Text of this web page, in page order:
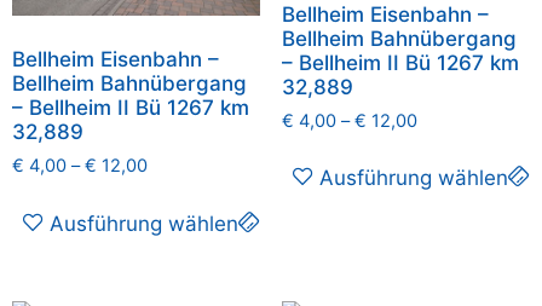
Bellheim Eisenbahn –
Bellheim Bahnübergang
– Bellheim II Bü 1267 km
32,889
€ 4,00 –€ 12,00
Ausführung wählen
Bellheim Eisenbahn –
Bellheim Bahnübergang
– Bellheim II Bü 1267 km
32,889
€ 4,00–€ 12,00
Ausführung wählen